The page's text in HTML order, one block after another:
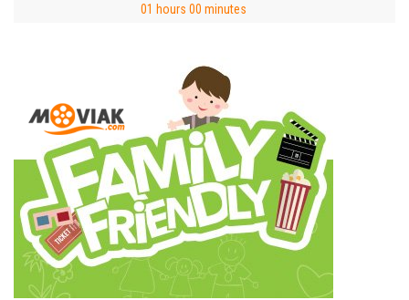
01 hours 00 minutes